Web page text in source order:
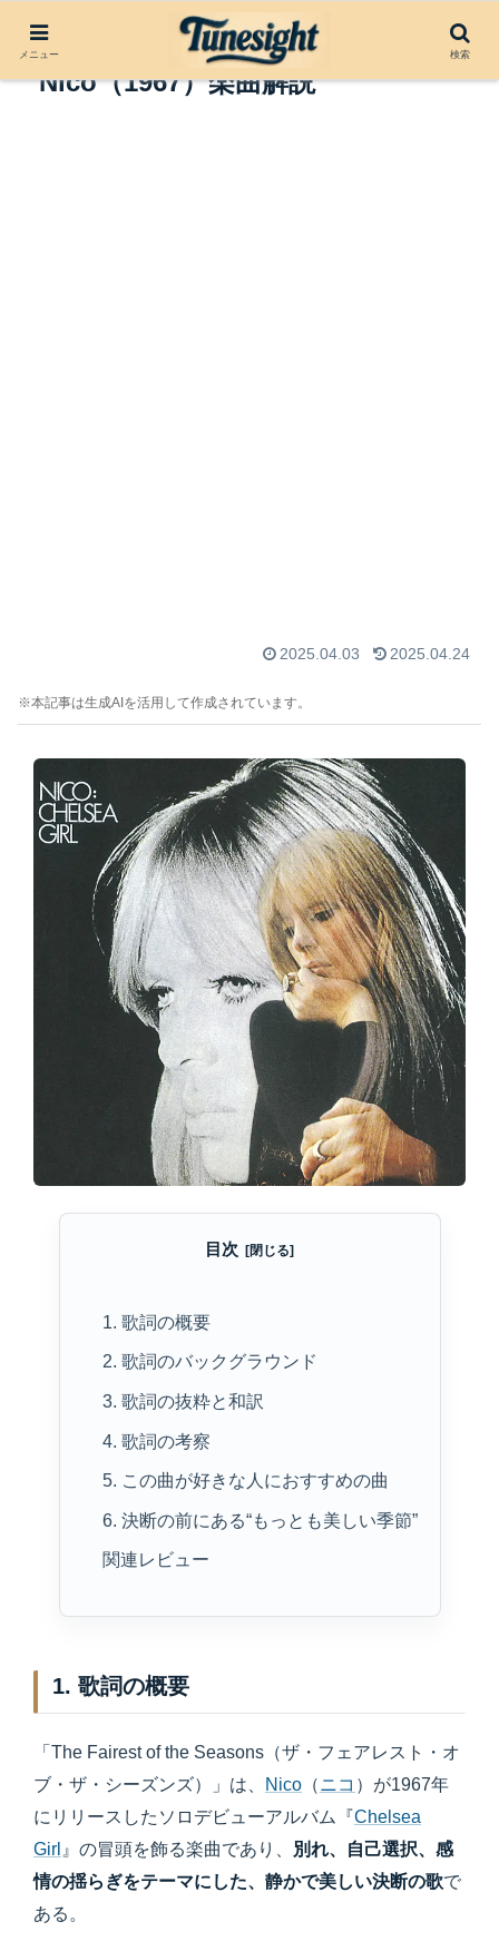
The Fairest of the Seasons by
Nico（1967）楽曲解説
2025.04.03 2025.04.24
※本記事は生成AIを活用して作成されています。
目次
1. 歌詞の概要
2. 歌詞のバックグラウンド
3. 歌詞の抜粋と和訳
4. 歌詞の考察
5. この曲が好きな人におすすめの曲
6. 決断の前にある“もっとも美しい季節”
関連レビュー
1. 歌詞の概要
「The Fairest of the Seasons（ザ・フェアレスト・オ
ブ・ザ・シーズンズ）」は、
Nico （ニコ ）が1967年
にリリースしたソロデビューアルバム『 Chelsea
Girl 』の冒頭を飾る楽曲であり、 別れ、自己選択、感
情の揺らぎをテーマにした、静かで美しい決断の歌で
ある。
メニュー 検索